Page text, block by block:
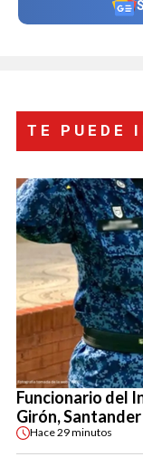
TE PUEDE
Funcionario del
Girón, Santander
Hace29 minutos